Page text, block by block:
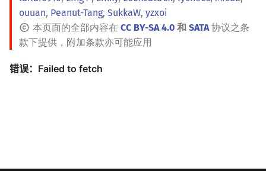
ouuan, Peanut-Tang, SukkaW, yzxoi
本页面的全部内容在 CC BY-SA 4.0 和 SATA协议之条
款下提供，附加条款亦可能应用